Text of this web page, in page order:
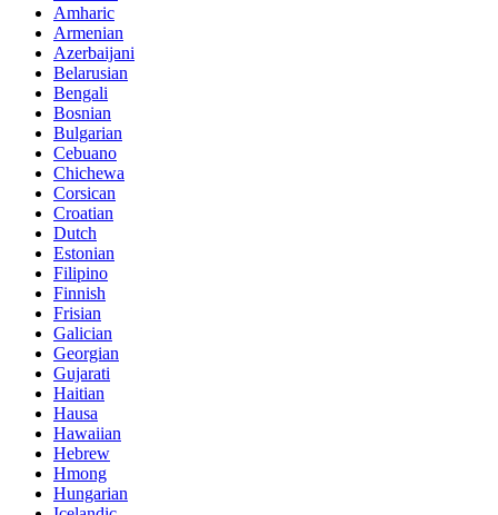
Amharic
Armenian
Azerbaijani
Belarusian
Bengali
Bosnian
Bulgarian
Cebuano
Chichewa
Corsican
Croatian
Dutch
Estonian
Filipino
Finnish
Frisian
Galician
Georgian
Gujarati
Haitian
Hausa
Hawaiian
Hebrew
Hmong
Hungarian